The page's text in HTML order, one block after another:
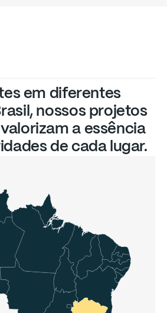
em diferentes
nossos projetos
valorizam a essência
de cada lugar.